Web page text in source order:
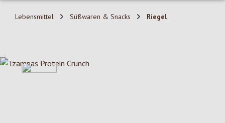
Lebensmittel Süßwaren & Snacks Riegel
Bildergalerie überspringen